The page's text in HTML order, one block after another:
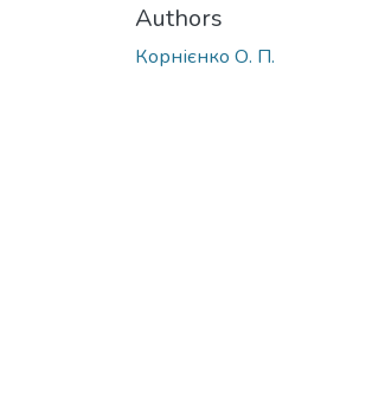
Authors
Корнієнко О. П.